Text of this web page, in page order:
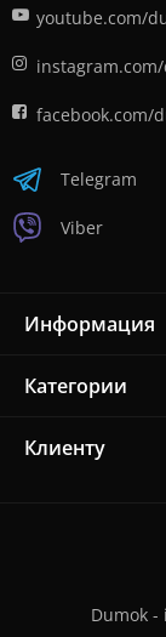
youtube.com/
facebook.com/
Telegram
Viber
Информация
Категории
Клиенту
Dumok -